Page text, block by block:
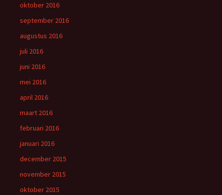
oktober 2016
september 2016
augustus 2016
juli 2016
juni 2016
mei 2016
april 2016
maart 2016
februari 2016
januari 2016
december 2015
november 2015
oktober 2015